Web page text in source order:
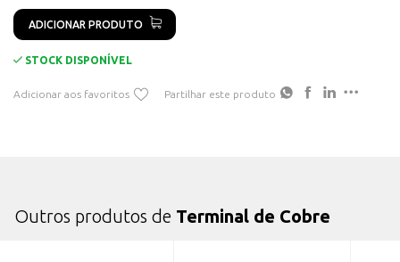
embalagem: 100 unidades
ADICIONAR PRODUTO
STOCK DISPONÍVEL
Adicionar aos favoritos Partilhar este produto
Outros produtos de Terminal de Cobre